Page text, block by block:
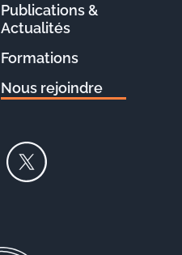
Publications &
Actualités
Formations
Nous rejoindre